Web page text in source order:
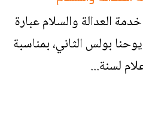
العدالة والسلام عبارة
بولس الثاني، بمناسبة
لسنة...